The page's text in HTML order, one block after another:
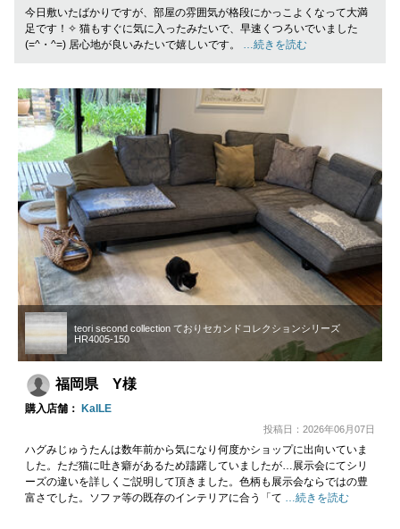
今日敷いたばかりですが、部屋の雰囲気が格段にかっこよくなって大満
足です！✧ 猫もすぐに気に入ったみたいで、早速くつろいでいました
(=^・^=) 居心地が良いみたいで嬉しいです。 …続きを読む
teori second collection ておりセカンドコレクションシリーズ
HR4005-150
福岡県 Y様
購入店舗： KaILE
投稿日：2026年06月07日
ハグみじゅうたんは数年前から気になり何度かショップに出向いていま
した。ただ猫に吐き癖があるため躊躇していましたが…展示会にてシリ
ーズの違いを詳しくご説明して頂きました。色柄も展示会ならではの豊
富さでした。ソファ等の既存のインテリアに合う「て …続きを読む